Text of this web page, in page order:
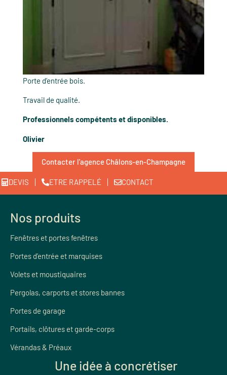
Porte d’entrée bois.
Travail de qualité.
Professionnels compétents et disponibles.
Olivier
Contacter l'agence Châlons-en-Champagne
DEVIS ETRE RAPPELÉ CONTACT
Nos produits
Fenêtres et portes fenêtres
Portes d’entrée et marquises
Volets et moustiquaires
Pergolas, carports et stores bannes
Portes de garage
Portails, clôtures et garde-corps
Vérandas & Préaux
Une idée à concrétiser